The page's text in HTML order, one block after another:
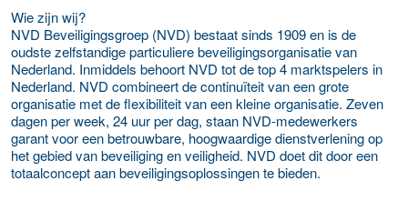
Wie zijn wij?
NVD Beveiligingsgroep (NVD) bestaat sinds 1909 en is de
oudste zelfstandige particuliere beveiligingsorganisatie van
Nederland. Inmiddels behoort NVD tot de top 4 marktspelers in
Nederland. NVD combineert de continuïteit van een grote
organisatie met de flexibiliteit van een kleine organisatie. Zeven
dagen per week, 24 uur per dag, staan NVD-medewerkers
garant voor een betrouwbare, hoogwaardige dienstverlening op
het gebied van beveiliging en veiligheid. NVD doet dit door een
totaalconcept aan beveiligingsoplossingen te bieden.